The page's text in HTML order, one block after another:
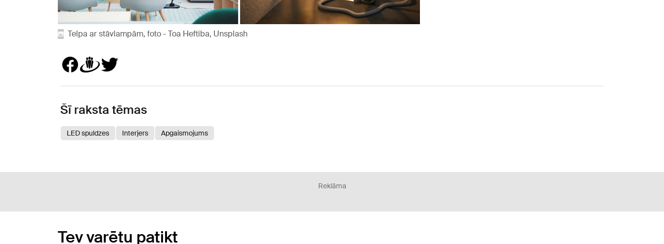
Telpa ar stāvlampām, foto - Toa Heftiba, Unsplash
Šī raksta tēmas
LED spuldzes Interjers Apgaismojums
Reklāma
Tev varētu patikt